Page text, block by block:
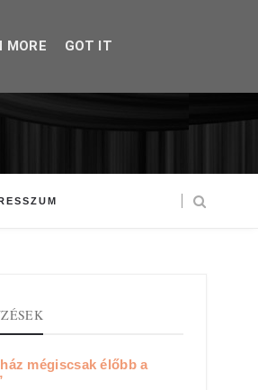
mégiscsak élőbb a
MORE GOT IT